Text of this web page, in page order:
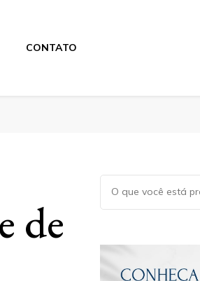
CONTATO
de
Procurando
algo?